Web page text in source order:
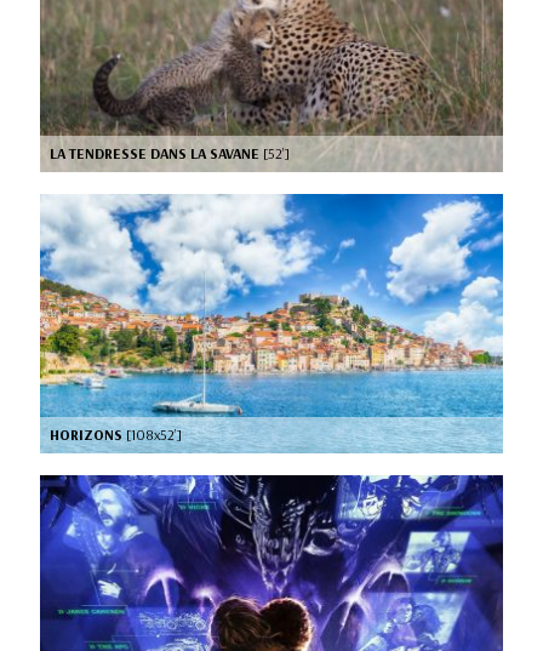
LA TENDRESSE DANS LA SAVANE [52’]
HORIZONS[108x52’]